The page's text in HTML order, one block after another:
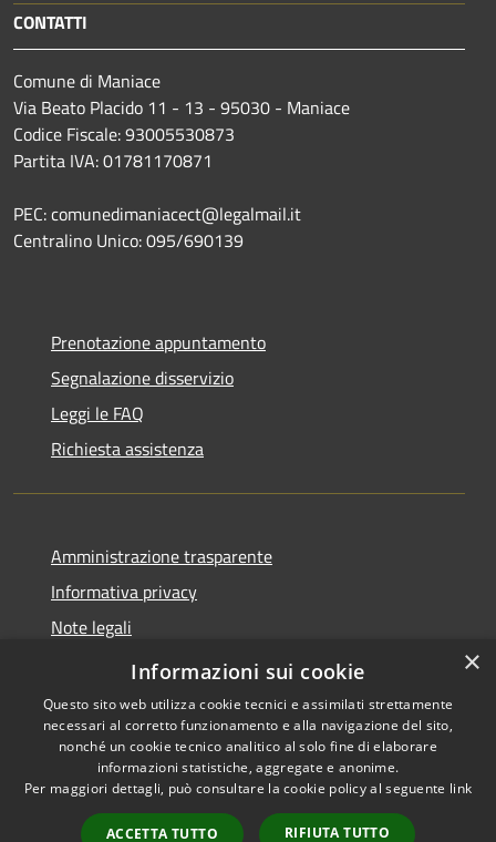
CONTATTI
Comune di Maniace
Via Beato Placido 11 - 13 - 95030 - Maniace
Codice Fiscale: 93005530873
Partita IVA: 01781170871
PEC: comunedimaniacect@legalmail.it
Centralino Unico: 095/690139
Prenotazione appuntamento
Segnalazione disservizio
Leggi le FAQ
Richiesta assistenza
Amministrazione trasparente
Informativa privacy
Note legali
Dichiarazione di accessibilità
Accessibilità
Copyright © 2026 • Comune di
Maniace • Powered by
Municipium•
Accesso
×
Informazioni sui cookie
Questo sito web utilizza cookie tecnici e assimilati strettamente
necessari al corretto funzionamento e alla navigazione del sito,
nonché un cookie tecnico analitico al solo fine di elaborare
informazioni statistiche, aggregate e anonime.
Per maggiori dettagli, può consultare la cookie policy al seguente link
ACCETTA TUTTO RIFIUTA TUTTO